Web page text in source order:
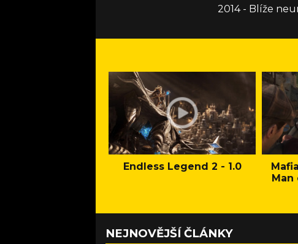
2014 - Blíže
Endless Legend 2 - 1.0
Man
NEJNOVĚJŠÍ ČLÁNKY